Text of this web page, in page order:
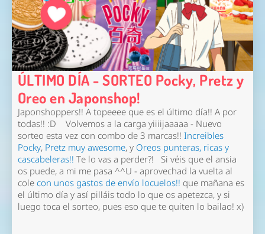
ÚLTIMO DÍA - SORTEO Pocky, Pretz y
Oreo en Japonshop!
Japonshoppers!! A topeeee que es el último día!! A por
todas!! :D
Volvemos a la carga yiiiijaaaaa - Nuevo
sorteo esta vez con combo de 3 marcas!! Increibles
Pocky, Pretz muy awesome, y Oreos punteras, ricas y
cascabeleras!! Te lo vas a perder?! Si véis que el ansia
os puede, a mi me pasa ^^U - aprovechad la vuelta al
colecon unos gastos de envío locuelos!! que mañana es
el último día y así pilláis todo lo que os apetezca, y si
luego toca el sorteo, pues eso que te quiten lo bailao! x)